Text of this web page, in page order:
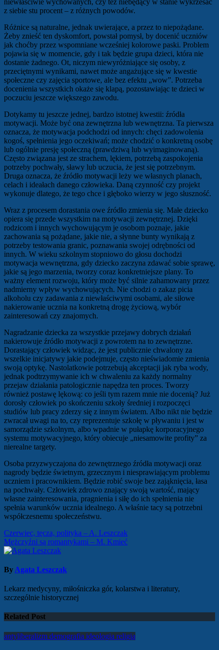
z siebie stu procent – z różnych powodów.
Różnice są naturalne, jednak uwierające, a przez to niepożądane.
Żeby znieść ten dyskomfort, powstał pomysł, by docenić uczniów
jak choćby przez wspomniane wcześniej kolorowe paski. Problem
pojawia się w momencie, gdy i tak będzie grupa dzieci, która nie
dostanie żadnego. Ot, niczym niewyróżniające się osoby, z
przeciętnymi wynikami, nawet może angażujące się w kwestie
społeczne czy zajęcia sportowe, ale bez efektu „wow”. Potrzeba
docenienia wszystkich okaże się klapą, pozostawiając te dzieci w
poczuciu jeszcze większego zawodu.
Dotykamy tu jeszcze jednej, bardzo istotnej kwestii: źródła
motywacji. Może być ona zewnętrzna lub wewnętrzna. Ta pierwsza
oznacza, że motywacja podchodzi od innych: chęci zadowolenia
kogoś, spełnienia jego oczekiwań; może chodzić o konkretną osobę
lub ogólnie presję społeczną (prawdziwą lub wyimaginowaną).
Często związana jest ze strachem, lękiem, potrzebą zaspokojenia
potrzeby pochwały, sławy lub uczucia, że jest się potrzebnym.
Druga oznacza, że źródło motywacji leży we własnych planach,
celach i ideałach danego człowieka. Daną czynność czy projekt
wykonuje dlatego, że tego chce i głęboko wierzy w jego słuszność.
Wraz z procesem dorastania owe źródło zmienia się. Małe dziecko
opiera się przede wszystkim na motywacji zewnętrznej. Dzięki
rodzicom i innych wychowującym je osobom poznaje, jakie
zachowania są pożądane, jakie nie, a słynne bunty wynikają z
potrzeby testowania granic, poznawania swojej odrębności od
innych. W wieku szkolnym stopniowo do głosu dochodzi
motywacja wewnętrzna, gdy dziecko zaczyna zdawać sobie sprawę,
jakie są jego marzenia, tworzy coraz konkretniejsze plany. To
ważny element rozwoju, który może być silnie zahamowany przez
nadmierny wpływ wychowujących. Nie chodzi o zakaz picia
alkoholu czy zadawania z niewłaściwymi osobami, ale siłowe
nakierowanie ucznia na konkretną drogę życiową, wybór
zainteresowań czy znajomych.
Nagradzanie dziecka za wszystkie przejawy dobrych działań
nakierowuje źródło motywacji z powrotem na to zewnętrzne.
Dorastający człowiek widząc, że jest publicznie chwalony za
wszelkie inicjatywy jakie podejmuje, często nieświadomie zmienia
swoją optykę. Nastolatkowie potrzebują akceptacji jak ryba wody,
jednak podtrzymywanie ich w chwaleniu za każdy normalny
przejaw działania patologicznie napędza ten proces. Tworzy
również postawę lękową: co jeśli tym razem mnie nie docenią? Już
dorosły człowiek po skończeniu szkoły średniej i rozpoczęci
studiów lub pracy zderzy się z innym światem. Albo nikt nie będzie
zwracał uwagi na to, czy reprezentuje szkołę w pływaniu i jest w
samorządzie szkolnym, albo wpadnie w pułapkę korporacyjnego
systemu motywacyjnego, który obiecuje „niesamowite profity” za
nierealne targety.
Osoba przyzwyczajona do zewnętrznego źródła motywacji oraz
nagrody będzie świetnym, grzecznym i niesprawiającym problemu
uczniem i pracownikiem. Będzie robić swoje bez zająknięcia, łasa
na pochwały. Człowiek zdrowo znający swoją wartość, mający
własne zainteresowania, pragnienia i siłę do ich spełnienia nie
spełnia warunków ucznia idealnego. A właśnie tacy są potrzebni
współczesnemu społeczeństwu.
Nawigacja
wpisu
Czerwiec, tęcza, polityka – A. Leszczak
Mężczyźni są romantykami – M. Kmieć
By Agata Leszczak
Lekarz medycyny, miłośniczka gór, kolarstwa i literatury,
szczególnie historycznej
Related Post
antyliberalizm demografia ideologia religia